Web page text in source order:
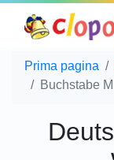
Prima pagina
Buchstabe M